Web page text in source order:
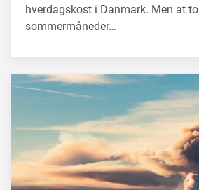
hverdagskost i Danmark. Men at to
sommermåneder…